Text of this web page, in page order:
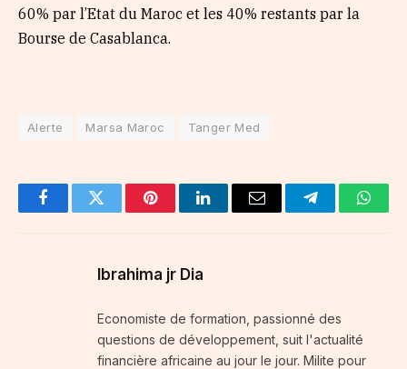
60% par l’Etat du Maroc et les 40% restants par la
Bourse de Casablanca.
Alerte Marsa Maroc Tanger Med
FacebookTwitter PinterestLinkedInEmail Telegram
Ibrahima jr Dia
Economiste de formation, passionné des
questions de développement, suit l'actualité
financière africaine au jour le jour. Milite pour